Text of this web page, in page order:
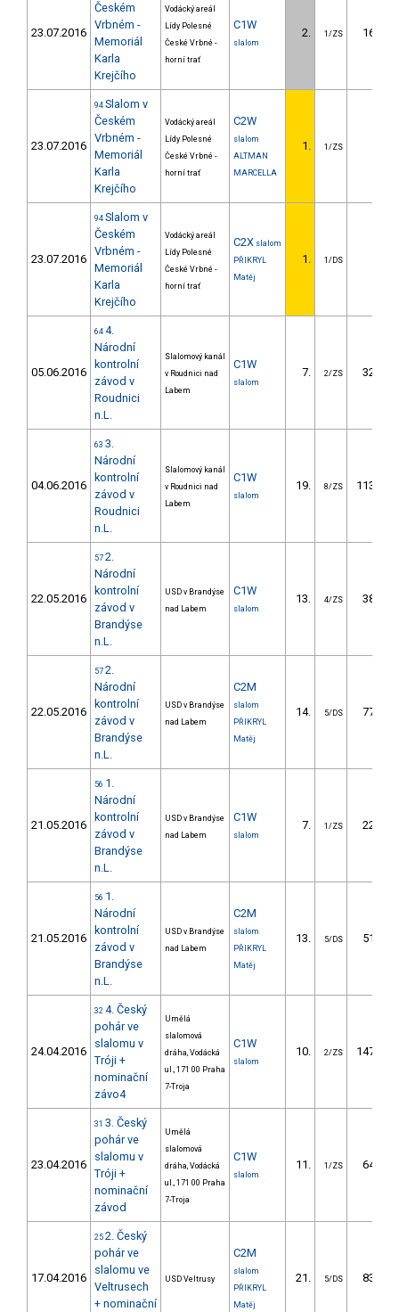
23.07.2016
Českém
Vrbném -
Memoriál
Karla
Krejčího
Vodácký areál
Lídy Polesné
České Vrbné -
horní trať
C1W
slalom
2. 1/ZS 16.75
23.07.2016
94 Slalom v
Českém
Vrbném -
Memoriál
Karla
Krejčího
Vodácký areál
Lídy Polesné
České Vrbné -
horní trať
C2W
slalom
ALTMAN
MARCELLA
1. 1/ZS
23.07.2016
94 Slalom v
Českém
Vrbném -
Memoriál
Karla
Krejčího
Vodácký areál
Lídy Polesné
České Vrbné -
horní trať
C2X slalom
PŘIKRYL
Matěj
1. 1/DS
05.06.2016
64 4.
Národní
kontrolní
závod v
Roudnici
n.L.
Slalomový kanál
v Roudnici nad
Labem
C1W
slalom
7. 2/ZS 32.24
04.06.2016
63 3.
Národní
kontrolní
závod v
Roudnici
n.L.
Slalomový kanál
v Roudnici nad
Labem
C1W
slalom
19. 8/ZS 113.78
22.05.2016
57 2.
Národní
kontrolní
závod v
Brandýse
n.L.
USD v Brandýse
nad Labem
C1W
slalom
13. 4/ZS 38.79
22.05.2016
57 2.
Národní
kontrolní
závod v
Brandýse
n.L.
USD v Brandýse
nad Labem
C2M
slalom
PŘIKRYL
Matěj
14. 5/DS 77.64
21.05.2016
56 1.
Národní
kontrolní
závod v
Brandýse
n.L.
USD v Brandýse
nad Labem
C1W
slalom
7. 1/ZS 22.99
21.05.2016
56 1.
Národní
kontrolní
závod v
Brandýse
n.L.
USD v Brandýse
nad Labem
C2M
slalom
PŘIKRYL
Matěj
13. 5/DS 51.39
24.04.2016
32 4. Český
pohár ve
slalomu v
Tróji +
nominační
závo4
Umělá
slalomová
dráha, Vodácká
ul., 171 00 Praha
7-Troja
C1W
slalom
10. 2/ZS 147.00
23.04.2016
31 3. Český
pohár ve
slalomu v
Tróji +
nominační
závod
Umělá
slalomová
dráha, Vodácká
ul., 171 00 Praha
7-Troja
C1W
slalom
11. 1/ZS 64.31
17.04.2016
25 2. Český
pohár ve
slalomu ve
Veltrusech
+ nominační
USD Veltrusy
C2M
slalom
PŘIKRYL
Matěj
21. 5/DS 83.12